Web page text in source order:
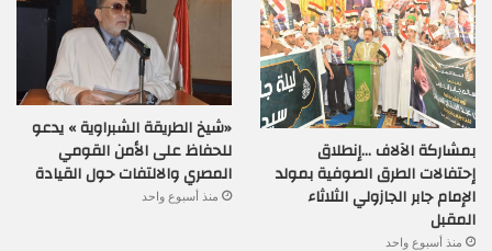
بمشاركة الآلاف …إنطلاق
إحتفالات الطرق الصوفية بمولد
الإمام جابر الجازولي الثلاثاء
المقبل
منذ أسبوع واحد
«شيخ الطريقة الشبراوية » يدعو
للحفاظ على الأمن القومي
المصري والالتفات حول القيادة
منذ أسبوع واحد